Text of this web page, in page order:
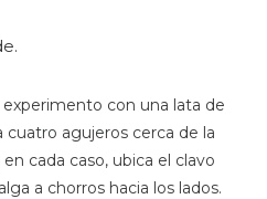
con una lata de
cuatro agujeros cerca de la
cada caso, ubica el clavo
a chorros hacia los lados.